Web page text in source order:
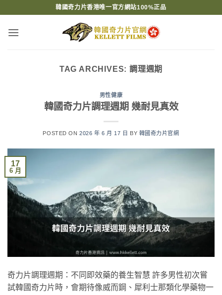
content
韓國奇力片香港唯一官方網站100%正品
TAG ARCHIVES: 調理週期
男性健康
韓國奇力片調理週期 幾耐見真效
POSTED ON2026 年 6 月 17 日 BY 韓國奇力片官網
17
6 月
奇力片調理週期：不同即效藥的養生智慧 許多男性初次嘗
試韓國奇力片時，會期待像威而鋼、犀利士那類化學藥物一